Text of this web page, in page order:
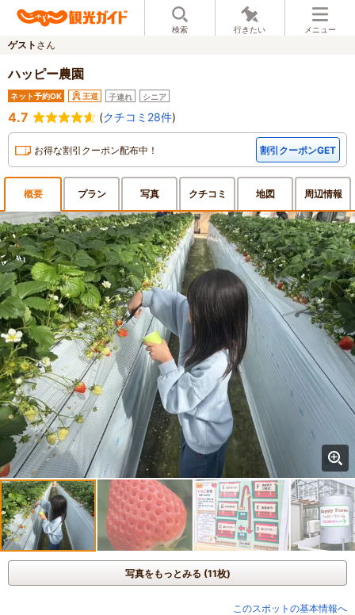
検索 行きたい メニュー
ゲスト さん
ハッピー農園
ネット予約OK 王道 子連れ シニア
4.7 (クチコミ28件)
お得な割引クーポン配布中！ 割引クーポンGET
概要 プラン 写真 クチコミ 地図 周辺情報
写真をもっとみる (11枚)
このスポットの基本情報へ